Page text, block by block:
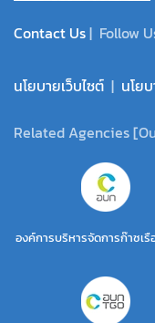
Contact Us| Follow
นโยบายเว็บไซต์ | นโย
Related Agencies
องค์การบริหารจัดการก๊าซเรื